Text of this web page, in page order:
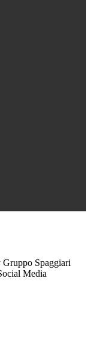
Spaggiari
Media